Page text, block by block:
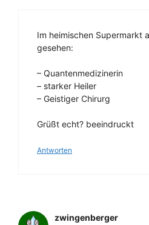
Im heimischen Supermarkt
gesehen:
– Quantenmedizinerin
– starker Heiler
– Geistiger Chirurg
Grüßt echt? beeindruckt
Antworten
zwingenberger